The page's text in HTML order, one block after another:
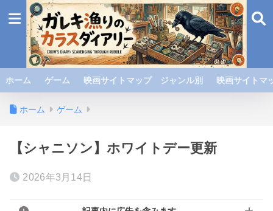
ホーム ゲーム 映画サイトマップ ジャンル別 映画サイト
ホーム ゲーム
【シャニソン】ホワイトデー更新
2026年3月14日